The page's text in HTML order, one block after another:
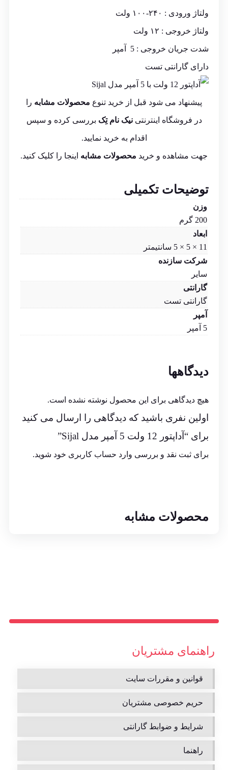
ولتاژ ورودی : ۲۴۰-۱۰۰ ولت
ولتاژ خروجی : ۱۲ ولت
شدت جریان خروجی : 5 آمپر
دارای گارانتی تست
پیشنهاد می شود قبل از خرید تنوع محصولات مشابه را
در فروشگاه اینترنتینیک نام تِک بررسی کرده و سپس
اقدام به خرید نمایید.
جهت مشاهده و خرید محصولات مشابه اینجا را کلیک کنید.
توضیحات تکمیلی
وزن
200 گرم
ابعاد
11 × 5 × 5 سانتیمتر
شرکت سازنده
سایر
گارانتی
گارانتی تست
آمپر
5 آمپر
دیدگاهها
هیچ دیدگاهی برای این محصول نوشته نشده است.
اولین نفری باشید که دیدگاهی را ارسال می کنید
برای “آداپتور 12 ولت 5 آمپر مدل Sijal”
برای ثبت نقد و بررسی وارد حساب کاربری خود شوید.
محصولات مشابه
راهنمای مشتریان
قوانین و مقررات سایت
حریم خصوصی مشتریان
شرایط و ضوابط گارانتی
راهنما